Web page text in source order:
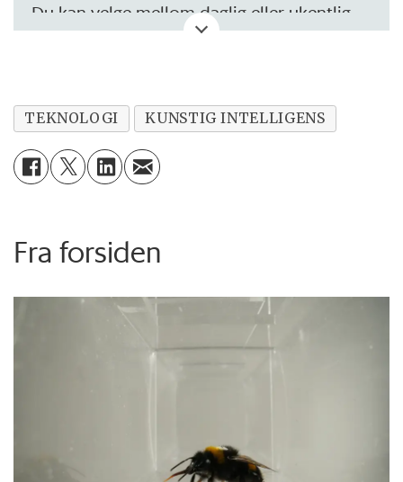
Du kan velge mellom daglig eller ukentlig
TEKNOLOGI KUNSTIG INTELLIGENS
Fra forsiden